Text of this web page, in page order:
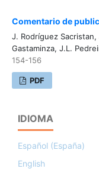
Comentario de
J. Rodríguez
Gastaminza, J.L.
154-156
PDF
IDIOMA
Español (España)
English